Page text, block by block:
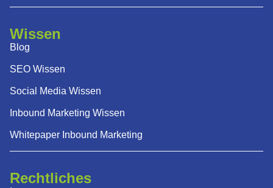
Wissen
Blog
SEO Wissen
Social Media Wissen
Inbound Marketing Wissen
Whitepaper Inbound Marketing
Rechtliches